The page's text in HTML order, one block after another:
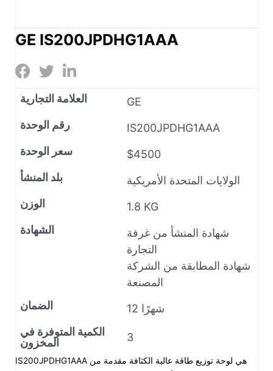
GE IS200JPDHG1AAA
العلامة التجارية
GE
رقم الوحدة
IS200JPDHG1AAA
سعر الوحدة
$4500
بلد المنشأ
الولايات المتحدة الأمريكية
الوزن
1.8 KG
الشهادة
شهادة المنشأ من غرفة
التجارة
شهادة المطابقة من الشركة
المصنعة
الضمان
12 شهرًا
الكمية المتوفرة في
المخزون
3
IS200JPDHG1AAA هي لوحة توزيع طاقة عالية الكثافة مقدمة من